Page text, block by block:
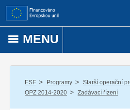
Přejít k obsahu
MENU
ESF / Programy / Starší operační
OPZ 2014-2020 / Zadávací řízení